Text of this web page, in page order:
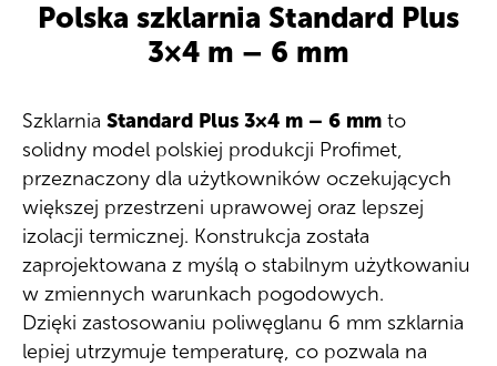
Polska szklarnia Standard Plus
3×4 m – 6 mm
Szklarnia Standard Plus 3×4 m – 6 mm to
solidny model polskiej produkcji Profimet,
przeznaczony dla użytkowników oczekujących
większej przestrzeni uprawowej oraz lepszej
izolacji termicznej. Konstrukcja została
zaprojektowana z myślą o stabilnym użytkowaniu
w zmiennych warunkach pogodowych.
Dzięki zastosowaniu poliwęglanu 6 mm szklarnia
lepiej utrzymuje temperaturę, co pozwala na